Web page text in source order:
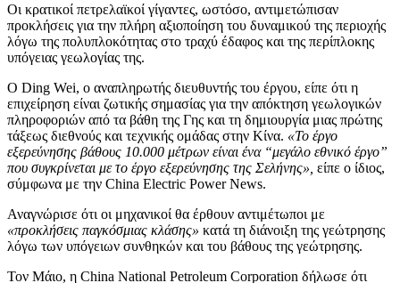
Οι κρατικοί πετρελαϊκοί γίγαντες, ωστόσο, αντιμετώπισαν
προκλήσεις για την πλήρη αξιοποίηση του δυναμικού της περιοχής
λόγω της πολυπλοκότητας στο τραχύ έδαφος και της περίπλοκης
υπόγειας γεωλογίας της.
Ο Ding Wei, ο αναπληρωτής διευθυντής του έργου, είπε ότι η
επιχείρηση είναι ζωτικής σημασίας για την απόκτηση γεωλογικών
πληροφοριών από τα βάθη της Γης και τη δημιουργία μιας πρώτης
τάξεως διεθνούς και τεχνικής ομάδας στην Κίνα. «Το έργο
εξερεύνησης βάθους 10.000 μέτρων είναι ένα “μεγάλο εθνικό έργο”
που συγκρίνεται με το έργο εξερεύνησης της Σελήνης», είπε ο ίδιος,
σύμφωνα με την China Electric Power News.
Αναγνώρισε ότι οι μηχανικοί θα έρθουν αντιμέτωποι με
«προκλήσεις παγκόσμιας κλάσης» κατά τη διάνοιξη της γεώτρησης
λόγω των υπόγειων συνθηκών και του βάθους της γεώτρησης.
Τον Μάιο, η China National Petroleum Corporation δήλωσε ότι